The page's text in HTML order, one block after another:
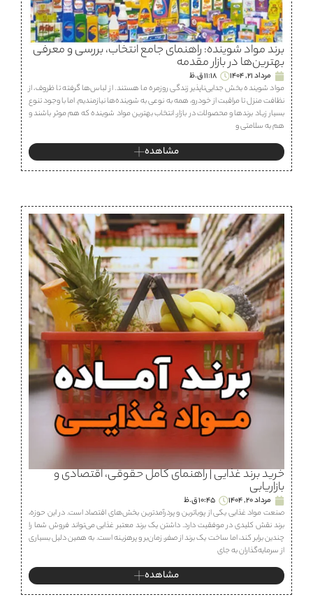
برند مواد شوینده: راهنمای جامع انتخاب، بررسی و معرفی
بهترین‌ها در بازار مقدمه
مرداد 21, 1404
11:18 ق.ظ
مواد شوینده بخش جدایی‌ناپذیر زندگی روزمره ما هستند. از لباس‌ها گرفته تا ظروف، از
نظافت منزل تا مراقبت از خودرو، همه به نوعی به شوینده‌ها نیازمندیم. اما با وجود تنوع
بسیار زیاد برندها و محصولات در بازار، انتخاب بهترین مواد شوینده که هم موثر باشند و
هم به سلامتی و
مشاهده
خرید برند غذایی | راهنمای کامل حقوقی، اقتصادی و
بازاریابی
مرداد 20, 1404
10:45 ق.ظ
صنعت مواد غذایی یکی از پویاترین و پردرآمدترین بخش‌های اقتصاد است. در این حوزه،
برند نقش کلیدی در موفقیت دارد. داشتن یک برند معتبر غذایی می‌تواند فروش شما را
چندین برابر کند، اما ساخت یک برند از صفر، زمان‌بر و پرهزینه است. به همین دلیل بسیاری
از سرمایه‌گذاران به جای
مشاهده